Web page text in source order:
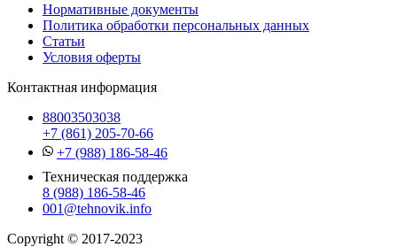
Нормативные документы
Политика обработки персональных данных
Статьи
Условия оферты
Контактная информация
88003503038
+7 (861) 205-70-66
+7 (988) 186-58-46
Техническая поддержка
8 (988) 186-58-46
001@tehnovik.info
Copyright © 2017-2023